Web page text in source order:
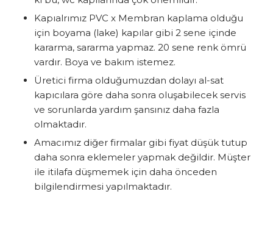
Kapıalrımız PVC x Membran kaplama olduğu
için boyama (lake) kapılar gibi 2 sene içinde
kararma, sararma yapmaz. 20 sene renk ömrü
vardır. Boya ve bakım istemez.
Üretici firma olduğumuzdan dolayı al-sat
kapıcılara göre daha sonra oluşabilecek servis
ve sorunlarda yardım şansınız daha fazla
olmaktadır.
Amacımız diğer firmalar gibi fiyat düşük tutup
daha sonra eklemeler yapmak değildir. Müşter
ile itilafa düşmemek için daha önceden
bilgilendirmesi yapılmaktadır.